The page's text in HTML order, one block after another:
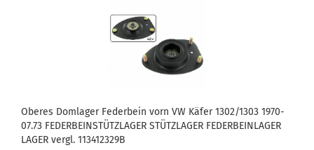
Oberes Domlager Federbein vorn VW Käfer 1302/1303 1970-
07.73 FEDERBEINSTÜTZLAGER STÜTZLAGER FEDERBEINLAGER
LAGER vergl. 113412329B